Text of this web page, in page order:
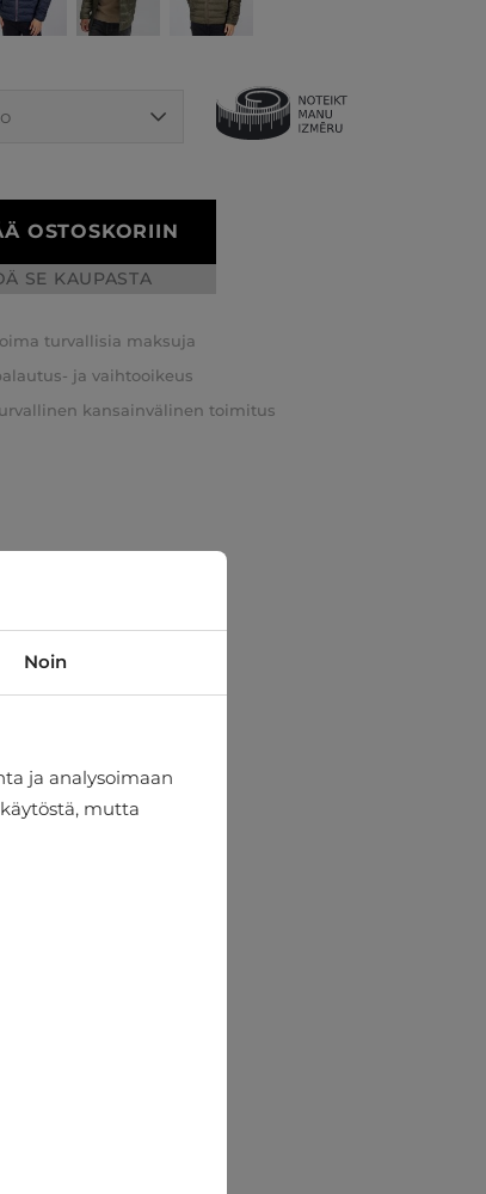
OSTOSKORIIN
SE KAUPASTA
turvallisia maksuja
ja vaihtooikeus
kansainvälinen toimitus
Noin
ja analysoimaan
mutta